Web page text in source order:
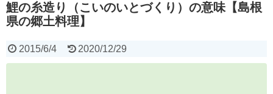
鯉の糸造り（こいのいとづくり）の意味【島根
県の郷土料理】
2015/6/4 2020/12/29